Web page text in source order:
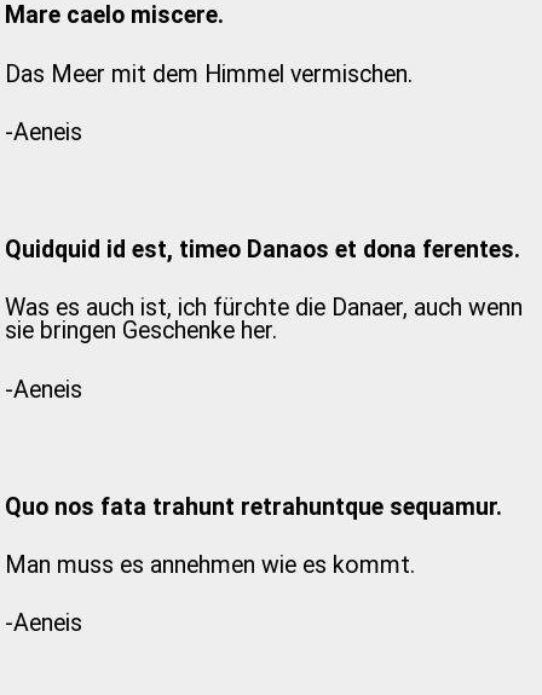
Mare caelo miscere.
Das Meer mit dem Himmel vermischen.
-Aeneis
Quidquid id est, timeo Danaos et dona ferentes.
Was es auch ist, ich fürchte die Danaer, auch wenn
sie bringen Geschenke her.
-Aeneis
Quo nos fata trahunt retrahuntque sequamur.
Man muss es annehmen wie es kommt.
-Aeneis